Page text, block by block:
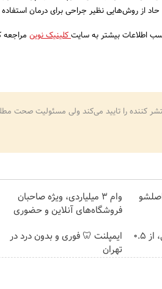
از روش‌هایی نظیر جراحی برای درمان
اطلاعات بیشتر به سایتکلینیک نوین مراجعه
کننده را تایید می‌کند ولی مسئولیت صحت
وام ۳ میلیاردی، ویژه صاحبان
فروشگاه‌های آنلاین و حضوری
خرید شمش پلمپ طلاسی، از ۰.۵
ایمپلنت 🦷 فوری و بدون درد در
تهران